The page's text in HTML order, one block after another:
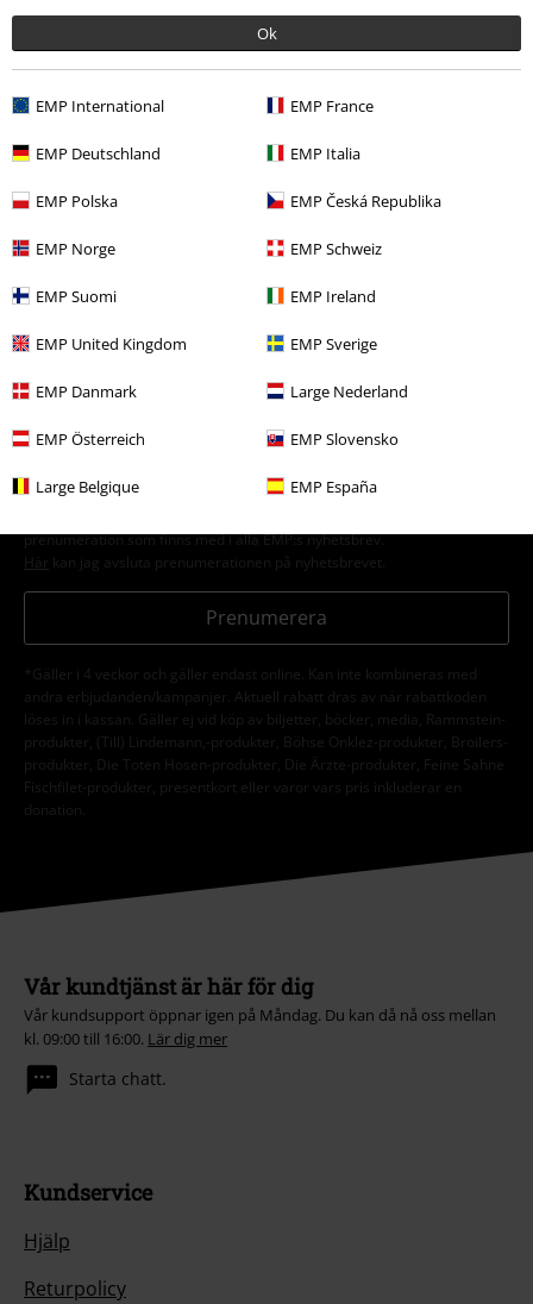
Ok
EMP International EMP France
EMP Deutschland EMP Italia
EMP Polska EMP Česká Republika
EMP Norge EMP Schweiz
EMP Suomi EMP Ireland
EMP United Kingdom EMP Sverige
EMP Danmark Large Nederland
EMP Österreich EMP Slovensko
Large Belgique EMP España
Ozzy Osbourne
Bandmerch Genre Heavy Metal
Rea %
Nyhetsbrev
nyhetsbrev!Mer
Jag godkänner att E.M.P. Merchandising mbH har rätt att behandla mina
personuppgifter och regelbundet skicka mig nyhetsbrev och information
om deras produkter. Jag godkänner att mina personuppgifter kommer att
behandlas enligt deras
Datasekretesspolicy. Jag kan återkalla mitt
prenumeration som finns med i alla EMP:s nyhetsbrev.
Här kan jag avsluta prenumerationen på nyhetsbrevet.
Prenumerera
*Gäller i 4 veckor och gäller endast online. Kan inte kombineras med
andra erbjudanden/kampanjer. Aktuell rabatt dras av när rabattkoden
löses in i kassan. Gäller ej vid köp av biljetter, böcker, media, Rammstein-
produkter, (Till) Lindemann,-produkter, Böhse Onklez-produkter, Broilers-
produkter, Die Toten Hosen-produkter, Die Ärzte-produkter, Feine Sahne
Fischfilet-produkter, presentkort eller varor vars pris inkluderar en
donation.
Vår kundtjänst är här för dig
Vår kundsupport öppnar igen på Måndag. Du kan då nå oss mellan
kl. 09:00 till 16:00. Lär dig mer
Starta chatt.
Kundservice
Hjälp
Returpolicy